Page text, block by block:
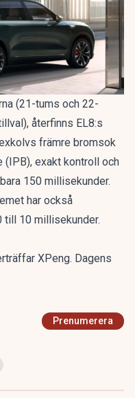
(21-tums och 22-
återfinns EL8:s
främre bromsok
(IPB), exakt kontroll och
150 millisekunder.
har också
till 10 millisekunder.
XPeng. Dagens
Prenumerera